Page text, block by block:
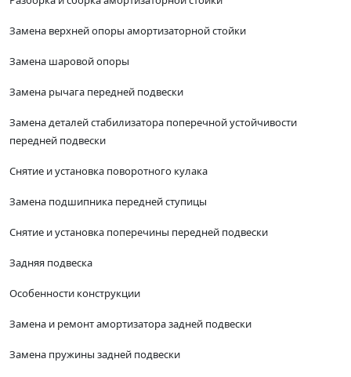
Замена верхней опоры амортизаторной стойки
Замена шаровой опоры
Замена рычага передней подвески
Замена деталей стабилизатора поперечной устойчивости
передней подвески
Снятие и установка поворотного кулака
Замена подшипника передней ступицы
Снятие и установка поперечины передней подвески
Задняя подвеска
Особенности конструкции
Замена и ремонт амортизатора задней подвески
Замена пружины задней подвески